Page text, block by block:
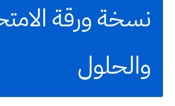
نسخة ورقة
والحلول